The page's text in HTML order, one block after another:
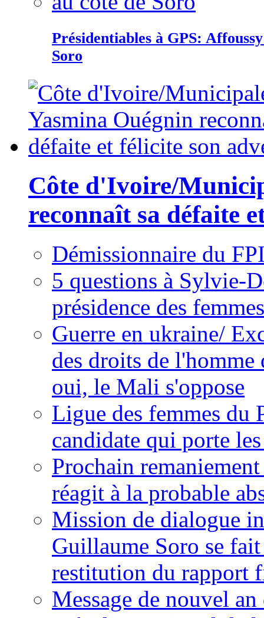
Présidentiables à GPS:
Soro
Côte d'Ivoire/
reconnaît sa défaite
Démissionnaire du
5 questions à Sylvie-
présidence des
Guerre en ukraine/
des droits de
oui, le Mali s'oppose
Ligue des femmes du
candidate qui porte
Prochain
réagit à la probable
Mission de dialogue
Guillaume Soro se
restitution du rapport
Message de nouvel